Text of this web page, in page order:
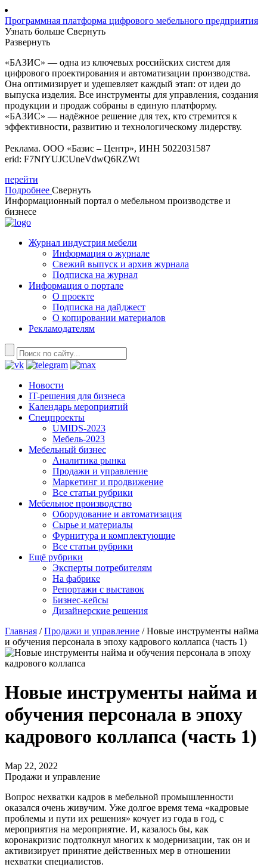
Программная платформа цифрового мебельного предприятия
Узнать больше Свернуть
Развернуть
«БАЗИС» — одна из ключевых российских систем для
цифрового проектирования и автоматизации производства.
Она оптимизирует и удешевляет каждый этап: от идеи до
выпуска изделия. Все инструменты для управления, создания
продукции и продаж собраны в единую платформу.
«БАЗИС» — надёжное решение для тех, кто стремится к
эффективности, развитию и технологическому лидерству.
Реклама. ООО «Базис – Центр», ИНН 5022031587
erid: F7NfYUJCUneVdwQ6RZWt
перейти
Подробнее Свернуть
Информационный портал о мебельном производстве и
бизнесе
Журнал индустрия мебели
Информация о журнале
Свежий выпуск и архив журнала
Подписка на журнал
Информация о портале
О проекте
Подписка на дайджест
О копировании материалов
Рекламодателям
Новости
IT-решения для бизнеса
Календарь мероприятий
Спецпроекты
UMIDS-2023
Мебель-2023
Мебельный бизнес
Аналитика рынка
Продажи и управление
Маркетинг и продвижение
Все статьи рубрики
Мебельное производство
Оборудование и автоматизация
Сырье и материалы
Фурнитура и комплектующие
Все статьи рубрики
Ещё рубрики
Эксперты потребителям
На фабрике
Репортажи с выставок
Бизнес-кейсы
Дизайнерские решения
Главная /Продажи и управление /Новые инструменты найма
и обучения персонала в эпоху кадрового коллапса (часть 1)
Новые инструменты найма и
обучения персонала в эпоху
кадрового коллапса (часть 1)
Мар 22, 2022
Продажи и управление
Вопрос нехватки кадров в мебельной промышленности
оказался очень живучим. Уже долгое время тема «кадровые
проблемы и пути их решения» кочует из года в год, с
мероприятия на мероприятие. И, казалось бы, как
коронакризис подтолкнул многих к модернизации, так он и
активизирует принятие действенных мер в отношении
нехватки специалистов.